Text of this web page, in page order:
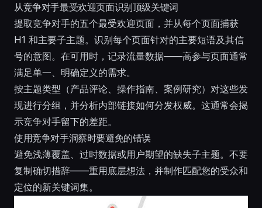
从竞争对手最受欢迎页面识别顶级关键词
提取竞争对手的五个最受欢迎页面，并从每个页面捕获
H1 和主要子主题。识别每个页面针对的主要短语及其信
号的意图。在可用时，记录流量数据——高参与页面通常
满足单一、明确定义的需求。
按主题类型（产品评论、操作指南、案例研究）对这些发
现进行分组，并分析内部链接如何分发权威。这通常会揭
示竞争对手留下的差距。
使用竞争对手洞察时要避免的错误
避免浅薄覆盖、过时数据或用户期望的缺失子主题。不要
复制确切措辞——重用底层想法，并制作匹配您的受众和
定位的新关键词集。